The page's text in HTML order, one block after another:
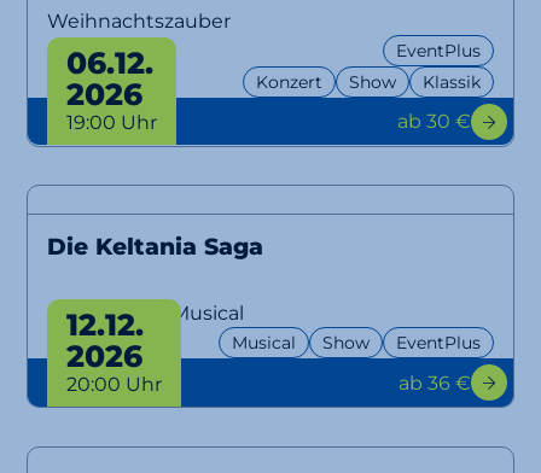
Weihnachtszauber
Konzert Show Klassik
EventPlus
06.12.
2026
19:00 Uhr ab 30 €
Die Keltania Saga
Das Fantasy-Musical
Musical Show EventPlus
12.12.
2026
20:00 Uhr ab 36 €